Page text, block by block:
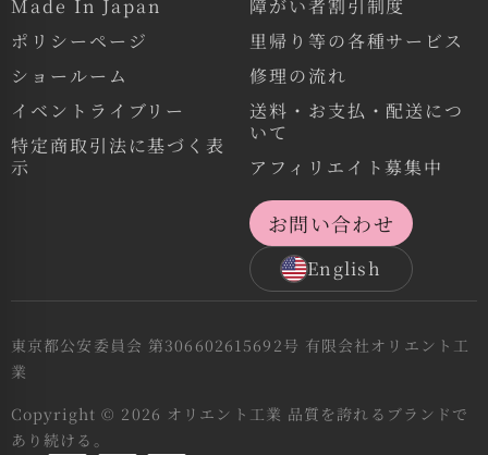
Made In Japan
ポリシーページ
ショールーム
イベントライブリー
特定商取引法に基づく表
示
障がい者割引制度
里帰り等の各種サービス
修理の流れ
送料・お支払・配送につ
いて
アフィリエイト募集中
お問い合わせ
English
東京都公安委員会 第306602615692号 有限会社オリエント工
業
Copyright © 2026 オリエント工業 品質を誇れるブランドで
あり続ける。